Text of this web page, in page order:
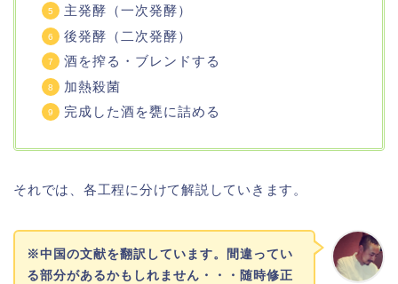
主発酵（一次発酵）
後発酵（二次発酵）
酒を搾る・ブレンドする
加熱殺菌
完成した酒を甕に詰める
それでは、各工程に分けて解説していきます。
※中国の文献を翻訳しています。間違ってい
る部分があるかもしれません・・・随時修正